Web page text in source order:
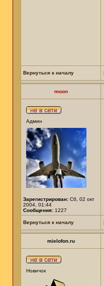
Вернуться к началу
moon
Админ
Зарегистрирован: Сб, 02 окт
2004, 01:44
Сообщения: 1227
Вернуться к началу
mielofon.ru
Новичок